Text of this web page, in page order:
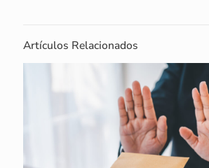
Artículos Relacionados